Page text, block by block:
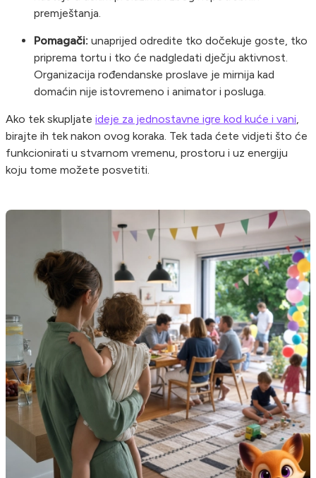
premještanja.
Pomagači: unaprijed odredite tko dočekuje goste, tko
priprema tortu i tko će nadgledati dječju aktivnost.
Organizacija rođendanske proslave je mirnija kad
domaćin nije istovremeno i animator i posluga.
Ako tek skupljate ideje za jednostavne igre kod kuće i vani
birajte ih tek nakon ovog koraka. Tek tada ćete vidjeti što će
funkcionirati u stvarnom vremenu, prostoru i uz energiju
koju tome možete posvetiti.